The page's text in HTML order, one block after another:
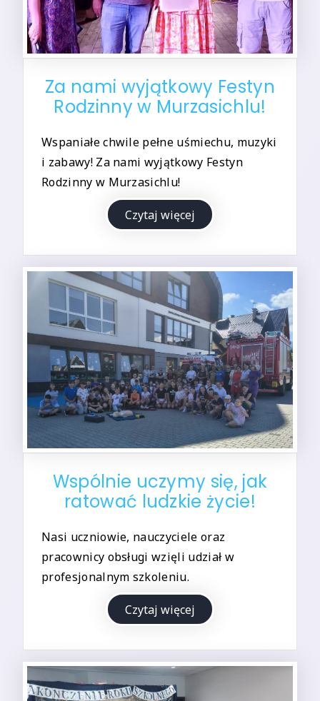
Za nami wyjątkowy Festyn
Rodzinny w Murzasichlu!
Wspaniałe chwile pełne uśmiechu, muzyki
i zabawy! Za nami wyjątkowy Festyn
Rodzinny w Murzasichlu!
Czytaj więcej
Wspólnie uczymy się, jak
ratować ludzkie życie!
Nasi uczniowie, nauczyciele oraz
pracownicy obsługi wzięli udział w
profesjonalnym szkoleniu.
Czytaj więcej